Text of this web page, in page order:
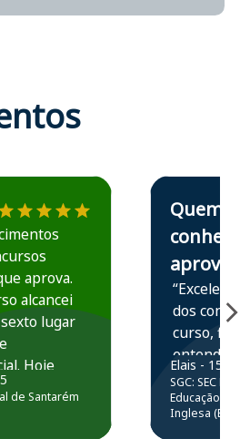
o Aprova Concursos em
aprova.
alcancei
lugar
Hoje
de Santarém
Estudante Elais
Quem
conhece,
aprova
“Excelente
dos
curso,
entender e
prática
resolução
questões.”
Elais - 15/07/
SGC: SEC BA
Educação
Inglesa (Edital